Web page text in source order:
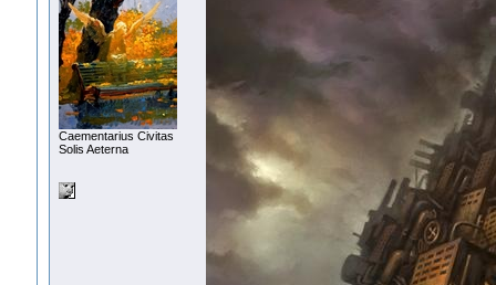
Сaementarius Civitas
Solis Aeterna